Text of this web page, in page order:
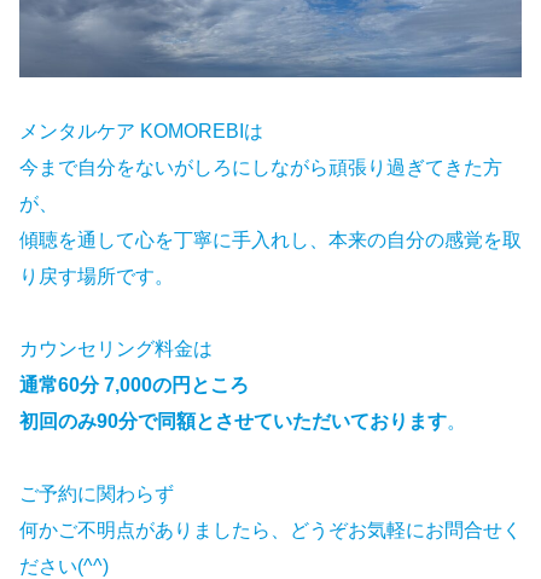
メ ンタルケア KOMOREBIは
今まで自分をないがしろにしながら頑張り過ぎてきた方
が、
傾聴を通して心を丁寧に手入れし、本来の自分の感覚を取
り戻す場所です。
カウンセリング料金は
通常60分 7,000の円ところ
初回のみ90分で同額とさせていただいております。
ご予約に関わらず
何かご不明点がありましたら、どうぞお気軽にお問合せく
ださい(^^)